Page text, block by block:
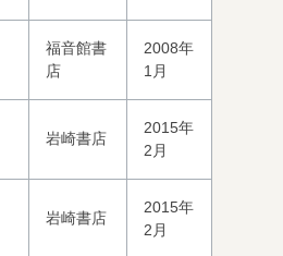
福音館書
店
2008年
1月
岩崎書店
2015年
2月
岩崎書店
2015年
2月